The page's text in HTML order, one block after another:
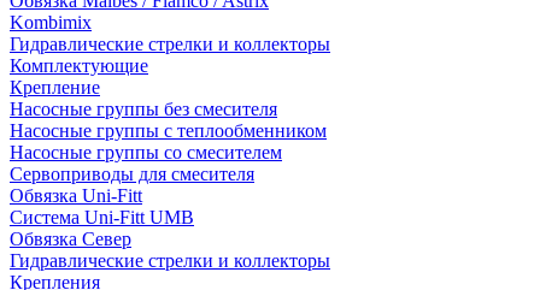
Kombimix
Гидравлические стрелки и коллекторы
Комплектующие
Крепление
Насосные группы без смесителя
Насосные группы с теплообменником
Насосные группы со смесителем
Сервоприводы для смесителя
Обвязка Uni-Fitt
Система Uni-Fitt UMB
Обвязка Север
Гидравлические стрелки и коллекторы
Крепления